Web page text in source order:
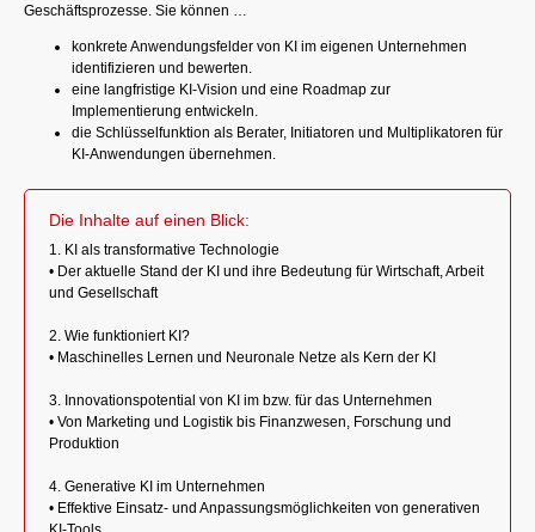
Geschäftsprozesse. Sie können …
konkrete Anwendungsfelder von KI im eigenen Unternehmen
identifizieren und bewerten.
eine langfristige KI-Vision und eine Roadmap zur
Implementierung entwickeln.
die Schlüsselfunktion als Berater, Initiatoren und Multiplikatoren für
KI-Anwendungen übernehmen.
Die Inhalte auf einen Blick:
1. KI als transformative Technologie
• Der aktuelle Stand der KI und ihre Bedeutung für Wirtschaft, Arbeit
und Gesellschaft
2. Wie funktioniert KI?
• Maschinelles Lernen und Neuronale Netze als Kern der KI
3. Innovationspotential von KI im bzw. für das Unternehmen
• Von Marketing und Logistik bis Finanzwesen, Forschung und
Produktion
4. Generative KI im Unternehmen
• Effektive Einsatz- und Anpassungsmöglichkeiten von generativen